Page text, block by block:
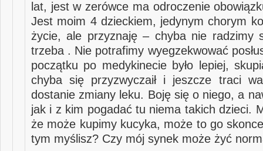
lat, jest w zerówce ma odroczenie
Jest moim 4 dzieckiem, jedynym chorym
życie, ale przyznaję – chyba nie radzimy
trzeba . Nie potrafimy wyegzekwować
początku po medykinecie było lepiej,
chyba się przyzwyczaił i jeszcze traci
dostanie zmiany leku. Boję się o niego, a
jak i z kim pogadać tu niema takich dzieci.
że może kupimy kucyka, może to go
tym myślisz? Czy mój synek może żyć